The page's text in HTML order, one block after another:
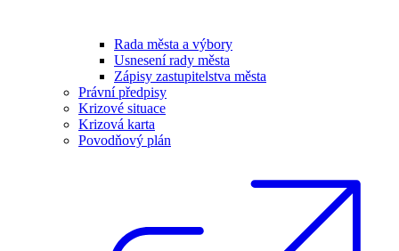
Rada města a výbory
Usnesení rady města
Zápisy zastupitelstva města
Právní předpisy
Krizové situace
Krizová karta
Povodňový plán